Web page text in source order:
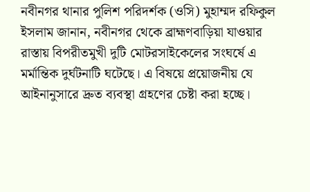
নবীনগর থানার পুলিশ পরিদর্শক (ওসি) মুহাম্মদ রফিকুল
ইসলাম জানান, নবীনগর থেকে ব্রাহ্মণবাড়িয়া যাওয়ার
রাস্তায় বিপরীতমুখী দুটি মোটরসাইকেলের সংঘর্ষে এ
মর্মান্তিক দুর্ঘটনাটি ঘটেছে। এ বিষয়ে প্রয়োজনীয় যে
আইনানুসারে দ্রুত ব্যবস্থা গ্রহণের চেষ্টা করা হচ্ছে।